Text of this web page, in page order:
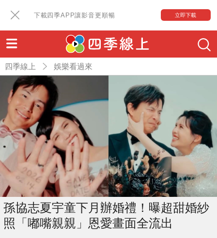
下載四季APP讓影音更順暢 立即下載
四季線上 娛樂看過來
孫協志夏宇童下月辦婚禮！曝超甜婚紗
照「嘟嘴親親」恩愛畫面全流出